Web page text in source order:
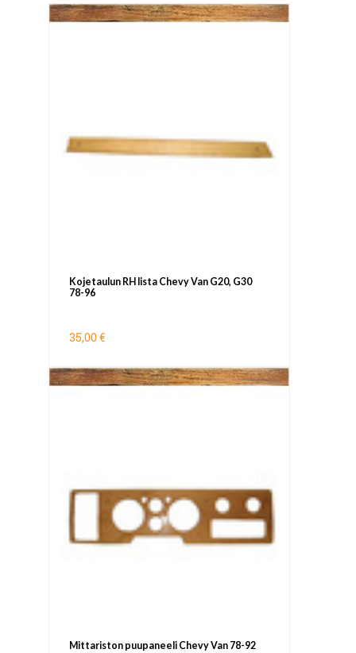
Kojetaulun RH lista Chevy Van G20, G30
78-96
35,00 €
Mittariston puupaneeli Chevy Van 78-92